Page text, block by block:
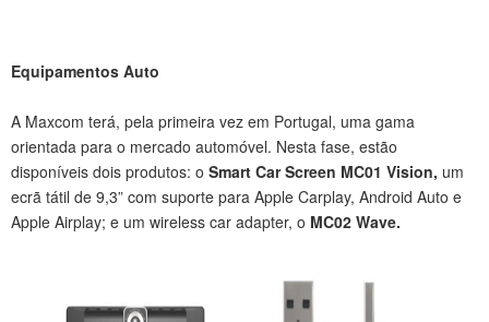
Equipamentos Auto
A Maxcom terá, pela primeira vez em Portugal, uma gama
orientada para o mercado automóvel. Nesta fase, estão
disponíveis dois produtos: o Smart Car Screen MC01 Vision, um
ecrã tátil de 9,3” com suporte para Apple Carplay, Android Auto e
Apple Airplay; e um wireless car adapter, o MC02 Wave.